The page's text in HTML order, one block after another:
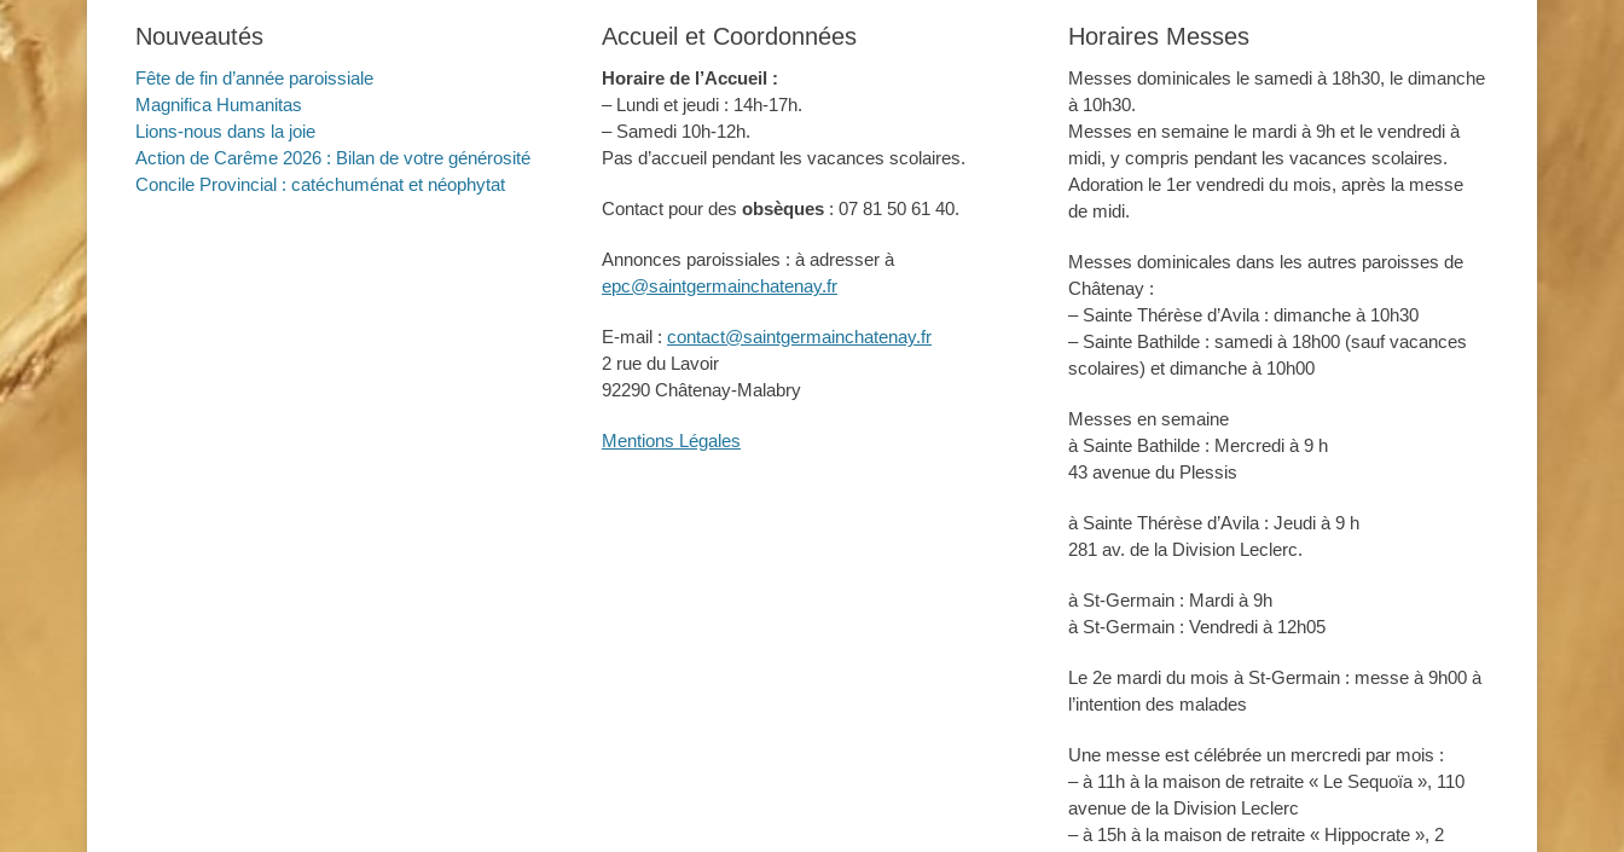
Nouveautés
Fête de fin d’année paroissiale
Magnifica Humanitas
Lions-nous dans la joie
Action de Carême 2026 : Bilan de votre générosité
Concile Provincial : catéchuménat et néophytat
Accueil et Coordonnées
Horaire de l’Accueil :
– Lundi et jeudi : 14h-17h.
– Samedi 10h-12h.
Pas d’accueil pendant les vacances scolaires.
Contact pour des obsèques : 07 81 50 61 40.
Annonces paroissiales : à adresser à
epc@saintgermainchatenay.fr
E-mail : contact@saintgermainchatenay.fr
2 rue du Lavoir
92290 Châtenay-Malabry
Mentions Légales
Horaires Messes
Messes dominicales le samedi à 18h30, le dimanche
à 10h30.
Messes en semaine le mardi à 9h et le vendredi à
midi, y compris pendant les vacances scolaires.
Adoration le 1er vendredi du mois, après la messe
de midi.
Messes dominicales dans les autres paroisses de
Châtenay :
– Sainte Thérèse d’Avila : dimanche à 10h30
– Sainte Bathilde : samedi à 18h00 (sauf vacances
scolaires) et dimanche à 10h00
Messes en semaine
à Sainte Bathilde : Mercredi à 9 h
43 avenue du Plessis
à Sainte Thérèse d’Avila : Jeudi à 9 h
281 av. de la Division Leclerc.
à St-Germain : Mardi à 9h
à St-Germain : Vendredi à 12h05
Le 2e mardi du mois à St-Germain : messe à 9h00 à
l’intention des malades
Une messe est célébrée un mercredi par mois :
– à 11h à la maison de retraite « Le Sequoïa », 110
avenue de la Division Leclerc
– à 15h à la maison de retraite « Hippocrate », 2